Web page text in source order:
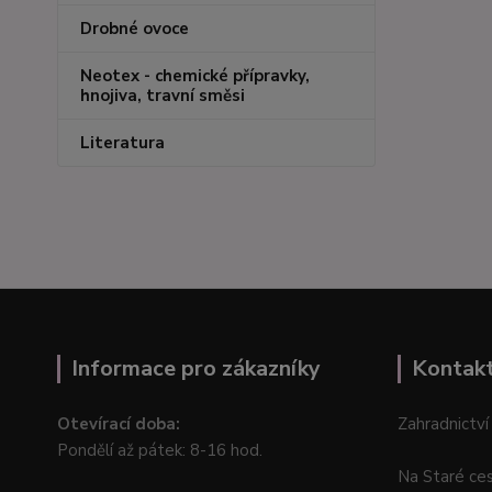
Drobné ovoce
Neotex - chemické přípravky,
hnojiva, travní směsi
Literatura
Informace pro zákazníky
Otevírací doba:
Pondělí až pátek: 8-16 hod.
Na Staré